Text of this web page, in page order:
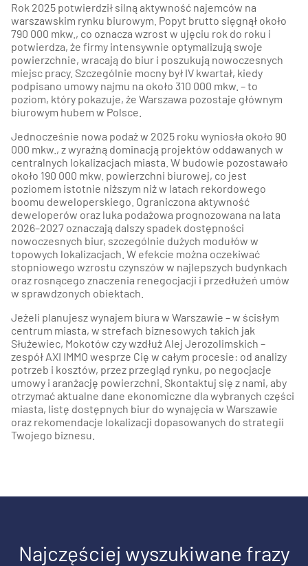
Rok 2025 potwierdził silną aktywność najemców na
warszawskim rynku biurowym. Popyt brutto sięgnął około
790 000 mkw., co oznacza wzrost w ujęciu rok do roku i
potwierdza, że firmy intensywnie optymalizują swoje
powierzchnie, wracają do biur i poszukują nowoczesnych
miejsc pracy. Szczególnie mocny był IV kwartał, kiedy
podpisano umowy najmu na około 310 000 mkw. – to
poziom, który pokazuje, że Warszawa pozostaje głównym
biurowym hubem w Polsce.
Jednocześnie nowa podaż w 2025 roku wyniosła około 90
000 mkw., z wyraźną dominacją projektów oddawanych w
centralnych lokalizacjach miasta. W budowie pozostawało
około 190 000 mkw. powierzchni biurowej, co jest
poziomem istotnie niższym niż w latach rekordowego
boomu deweloperskiego. Ograniczona aktywność
deweloperów oraz luka podażowa prognozowana na lata
2026–2027 oznaczają dalszy spadek dostępności
nowoczesnych biur, szczególnie dużych modułów w
topowych lokalizacjach. W efekcie można oczekiwać
stopniowego wzrostu czynszów w najlepszych budynkach
oraz rosnącego znaczenia renegocjacji i przedłużeń umów
w sprawdzonych obiektach.
Jeżeli planujesz wynajem biura w Warszawie – w ścisłym
centrum miasta, w strefach biznesowych takich jak
Służewiec, Mokotów czy wzdłuż Alej Jerozolimskich –
zespół AXI IMMO wesprze Cię w całym procesie: od analizy
potrzeb i kosztów, przez przegląd rynku, po negocjacje
umowy i aranżację powierzchni. Skontaktuj się z nami, aby
otrzymać aktualne dane ekonomiczne dla wybranych części
miasta, listę dostępnych biur do wynajęcia w Warszawie
oraz rekomendacje lokalizacji dopasowanych do strategii
Twojego biznesu.
Najczęściej wyszukiwane frazy